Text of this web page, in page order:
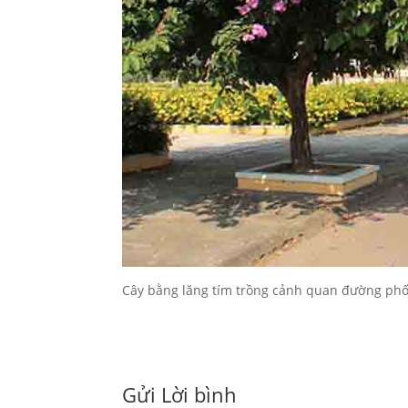
Cây bằng lăng tím trồng cảnh quan đường
Gửi Lời bình